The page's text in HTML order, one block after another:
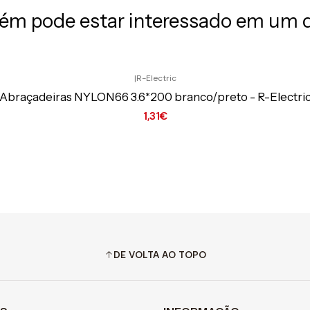
pode estar interessado em um
|R-Electric
Abraçadeiras NYLON66 3.6*200 branco/preto - R-
1,31€
DE VOLTA AO TOPO